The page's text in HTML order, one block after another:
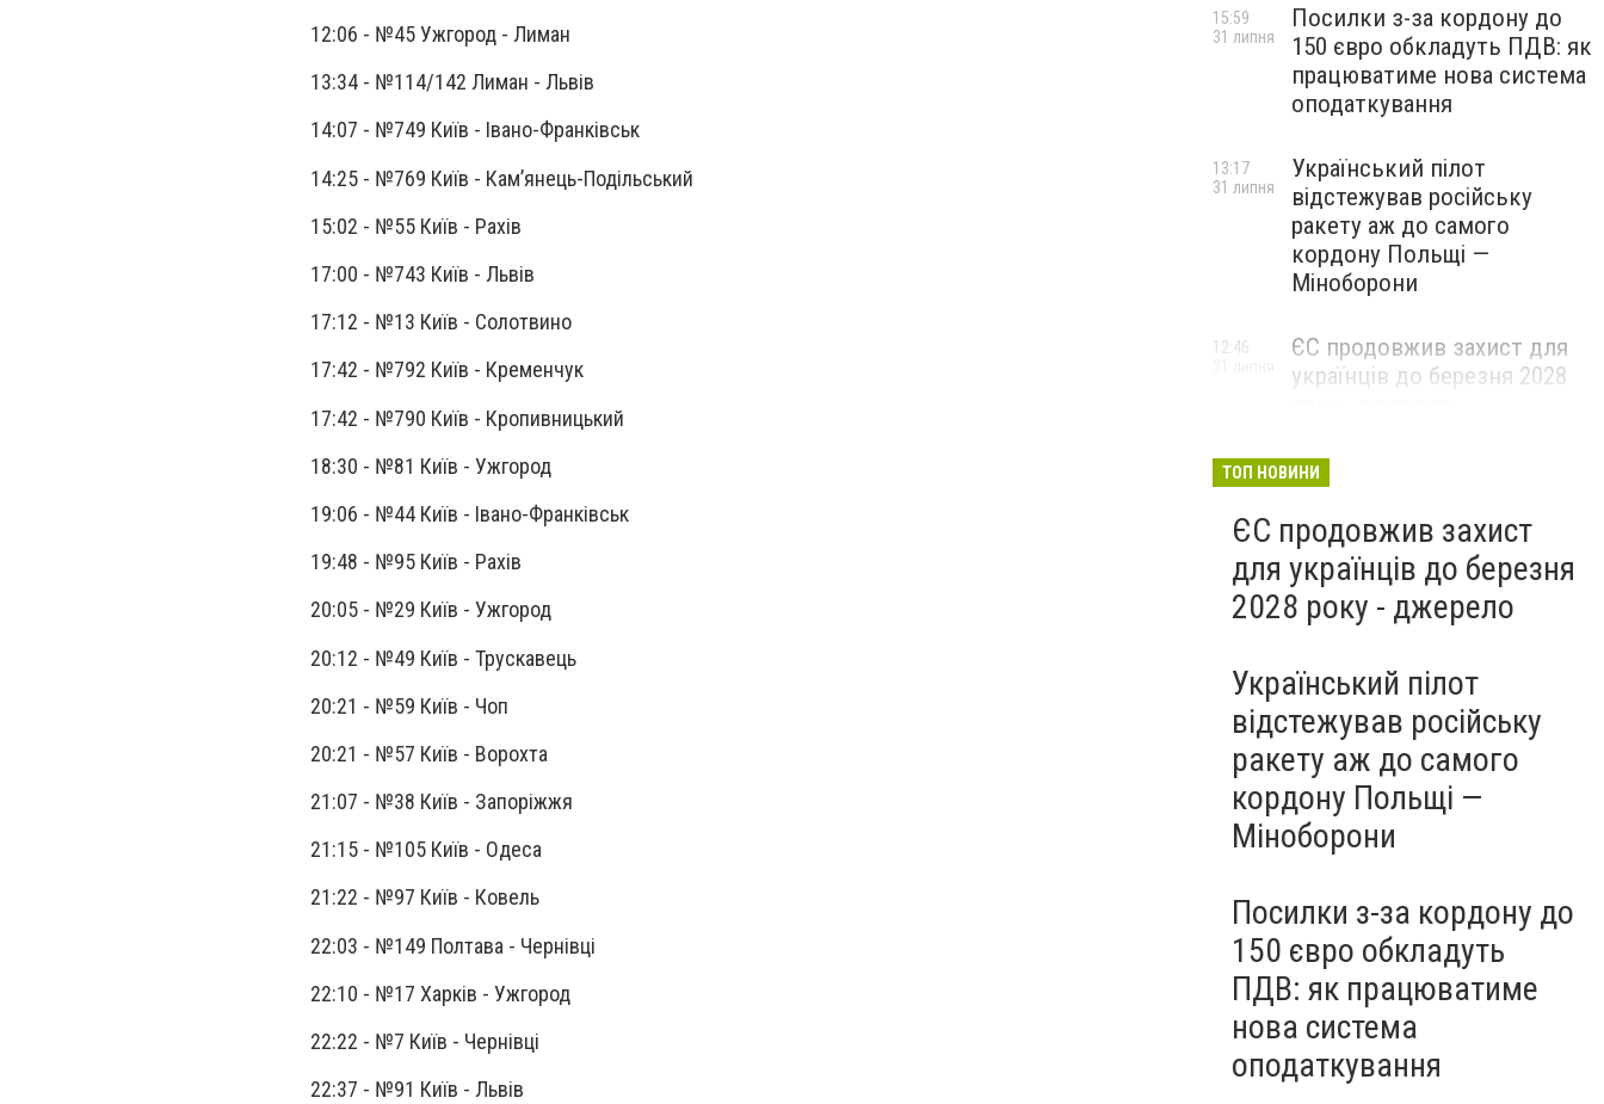
12:06 - №45 Ужгород - Лиман
13:34 - №114/142 Лиман - Львів
14:07 - №749 Київ - Івано-Франківськ
14:25 - №769 Київ - Кам’янець-Подільський
15:02 - №55 Київ - Рахів
17:00 - №743 Київ - Львів
17:12 - №13 Київ - Солотвино
17:42 - №792 Київ - Кременчук
17:42 - №790 Київ - Кропивницький
18:30 - №81 Київ - Ужгород
19:06 - №44 Київ - Івано-Франківськ
19:48 - №95 Київ - Рахів
20:05 - №29 Київ - Ужгород
20:12 - №49 Київ - Трускавець
20:21 - №59 Київ - Чоп
20:21 - №57 Київ - Ворохта
21:07 - №38 Київ - Запоріжжя
21:15 - №105 Київ - Одеса
21:22 - №97 Київ - Ковель
22:03 - №149 Полтава - Чернівці
22:10 - №17 Харків - Ужгород
22:22 - №7 Київ - Чернівці
22:37 - №91 Київ - Львів
Посилки з-за кордону до
150 євро обкладуть ПДВ: як
працюватиме нова система
оподаткування
15:59
31 липня
Український пілот
відстежував російську
ракету аж до самого
кордону Польщі —
Міноборони
13:17
31 липня
ЄС продовжив захист для
українців до березня 2028
12:46
ТОП НОВИНИ
ЄС продовжив захист
для українців до березня
2028 року - джерело
Український пілот
відстежував російську
ракету аж до самого
кордону Польщі —
Міноборони
Посилки з-за кордону до
150 євро обкладуть
ПДВ: як працюватиме
нова система
оподаткування